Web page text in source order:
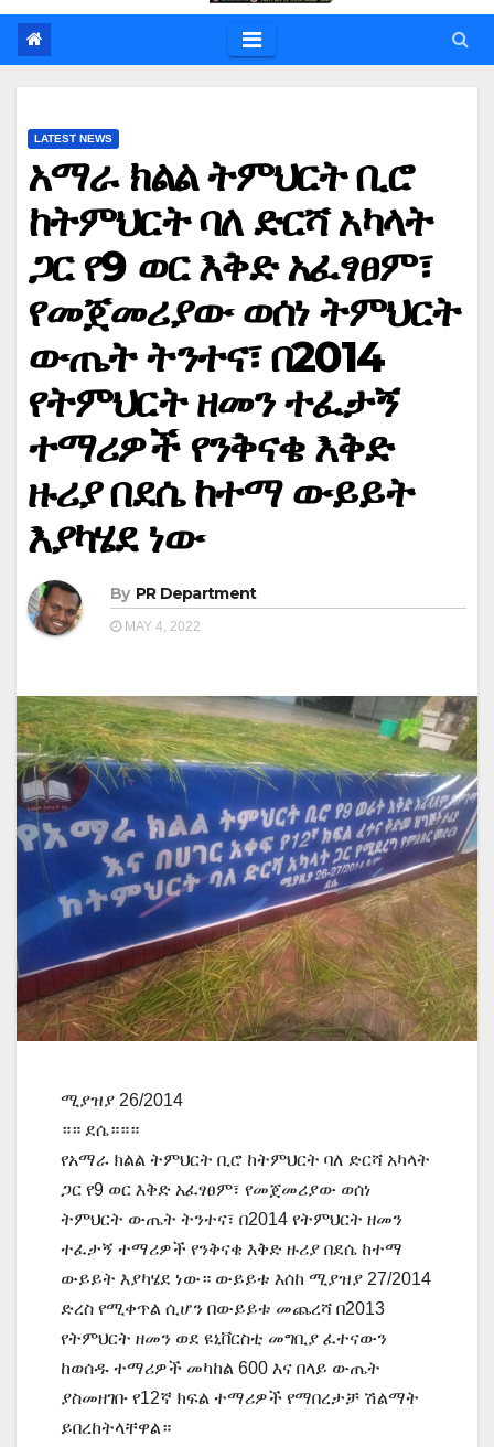
LATEST NEWS
አማራ ክልል ትምህርት ቢሮ
ከትምህርት ባለ ድርሻ አካላት
ጋር የ9 ወር እቅድ አፈፃፀም፣
የመጀመሪያው ወሰነ ትምህርት
ውጤት ትንተና፣ በ2014
የትምህርት ዘመን ተፈታኝ
ተማሪዎች የንቅናቄ እቅድ
ዙሪያ በደሴ ከተማ ውይይት
እያካሄደ ነው
By PR Department
MAY 4, 2022
ሚያዝያ 26/2014
።። ደሴ።።።
የአማራ ክልል ትምህርት ቢሮ ከትምህርት ባለ ድርሻ አካላት
ጋር የ9 ወር እቅድ አፈፃፀም፣ የመጀመሪያው ወሰነ
ትምህርት ውጤት ትንተና፣ በ2014 የትምህርት ዘመን
ተፈታኝ ተማሪዎች የንቅናቄ እቅድ ዙሪያ በደሴ ከተማ
ውይይት እያካሄደ ነው። ውይይቱ እሰከ ሚያዝያ 27/2014
ድረስ የሚቀጥል ሲሆን በውይይቱ መጨረሻ በ2013
የትምህርት ዘመን ወደ ዩኒቨርስቲ መግቢያ ፈተናውን
ከወሰዱ ተማሪዎች መካከል 600 እና በላይ ውጤት
ያስመዘገቡ የ12ኛ ክፍል ተማሪዎች የማበረታቻ ሽልማት
ይበረከትላቸዋል።